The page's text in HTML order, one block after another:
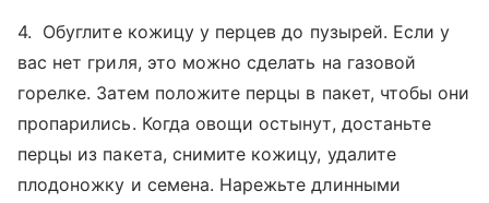
4. Обуглите кожицу у перцев до пузырей. Если у
вас нет гриля, это можно сделать на газовой
горелке. Затем положите перцы в пакет, чтобы они
пропарились. Когда овощи остынут, достаньте
перцы из пакета, снимите кожицу, удалите
плодоножку и семена. Нарежьте длинными